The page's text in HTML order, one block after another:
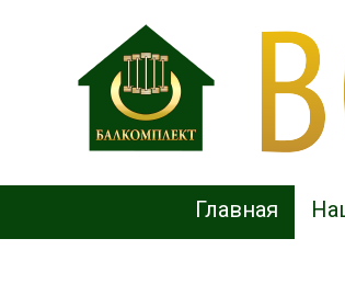
Главная